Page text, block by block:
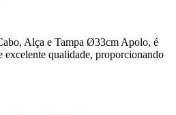
Alça e Tampa Ø33cm Apolo, é
qualidade, proporcionando